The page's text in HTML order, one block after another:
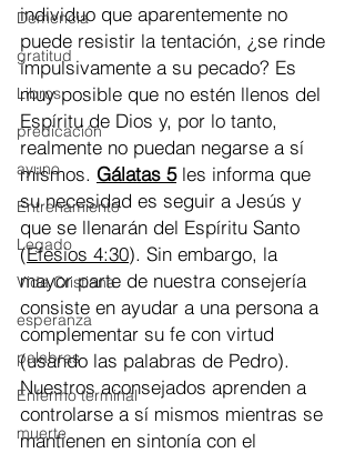
Demencia
gratitud
Libros
predicación
ayuno
Entrenamiento
Legado
Vida Cristiana
esperanza
palabras
Enfermo terminal
muerte
individuo que aparentemente no
puede resistir la tentación, ¿se rinde
impulsivamente a su pecado? Es
muy posible que no estén llenos del
Espíritu de Dios y, por lo tanto,
realmente no puedan negarse a sí
mismos. Gálatas 5 les informa que
su necesidad es seguir a Jesús y
que se llenarán del Espíritu Santo
(Efesios 4:30). Sin embargo, la
mayor parte de nuestra consejería
consiste en ayudar a una persona a
complementar su fe con virtud
(usando las palabras de Pedro).
Nuestros aconsejados aprenden a
controlarse a sí mismos mientras se
mantienen en sintonía con el